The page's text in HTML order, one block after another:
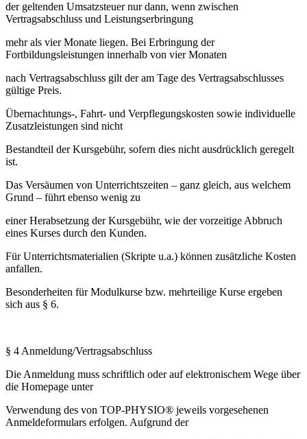
der geltenden Umsatzsteuer nur dann, wenn zwischen
Vertragsabschluss und Leistungserbringung
mehr als vier Monate liegen. Bei Erbringung der
Fortbildungsleistungen innerhalb von vier Monaten
nach Vertragsabschluss gilt der am Tage des Vertragsabschlusses
gültige Preis.
Übernachtungs-, Fahrt- und Verpflegungskosten sowie individuelle
Zusatzleistungen sind nicht
Bestandteil der Kursgebühr, sofern dies nicht ausdrücklich geregelt
ist.
Das Versäumen von Unterrichtszeiten – ganz gleich, aus welchem
Grund – führt ebenso wenig zu
einer Herabsetzung der Kursgebühr, wie der vorzeitige Abbruch
eines Kurses durch den Kunden.
Für Unterrichtsmaterialien (Skripte u.a.) können zusätzliche Kosten
anfallen.
Besonderheiten für Modulkurse bzw. mehrteilige Kurse ergeben
sich aus § 6.
§ 4 Anmeldung/Vertragsabschluss
Die Anmeldung muss schriftlich oder auf elektronischem Wege über
die Homepage unter
Verwendung des von TOP-PHYSIO® jeweils vorgesehenen
Anmeldeformulars erfolgen. Aufgrund der